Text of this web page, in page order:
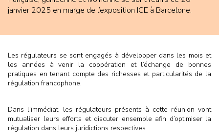
janvier 2025 en marge de l’exposition ICE à Barcelone.
Les régulateurs se sont engagés à développer dans les mois et
les années à venir la coopération et l’échange de bonnes
pratiques en tenant compte des richesses et particularités de la
régulation francophone.
Dans l’immédiat, les régulateurs présents à cette réunion vont
mutualiser leurs efforts et discuter ensemble afin d’optimiser la
régulation dans leurs juridictions respectives.